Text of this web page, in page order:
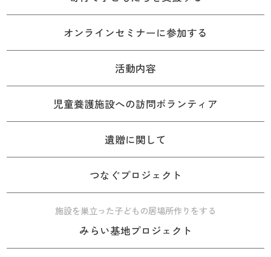
オンラインセミナーに参加する
活動内容
児童養護施設への訪問ボランティア
遺贈に関して
つなぐプロジェクト
施設を巣立った子どもの居場所作りをする
みらい基地プロジェクト